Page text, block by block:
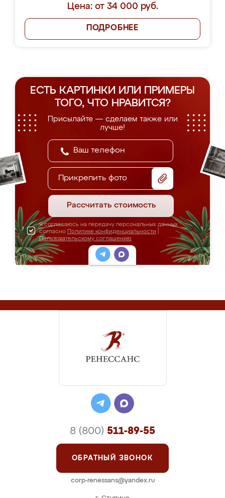
Цена: от 34 000 руб.
ПОДРОБНЕЕ
ЕСТЬ КАРТИНКИ ИЛИ ПРИМЕРЫ
ТОГО, ЧТО НРАВИТСЯ?
Присылайте — сделаем также или
лучше!
Прикрепить фото
Рассчитать стоимость
Я соглашаюсь на передачу персональных данных
согласно Политике конфиденциальности
Пользовательскому соглашению
8 (800) 511-89-55
ОБРАТНЫЙ ЗВОНОК
corp-renessans@yandex.ru